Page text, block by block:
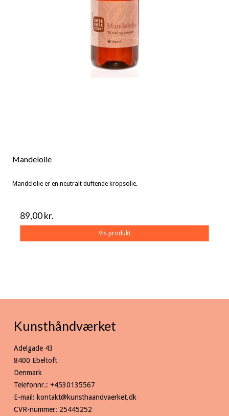
Mandelolie
Mandelolie er en neutralt duftende kropsolie.
89,00 kr.
Vis produkt
Kunsthåndværket
Adelgade 43
8400 Ebeltoft
Denmark
Telefonnr.: +4530135567
E-mail : kontakt@kunsthaandvaerket.dk
CVR-nummer: 25445252